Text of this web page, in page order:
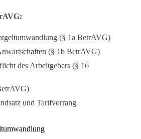
(§ 1a BetrAVG)
(§ 1b BetrAVG)
des Arbeitgebers (§ 16
und Tarifvorrang